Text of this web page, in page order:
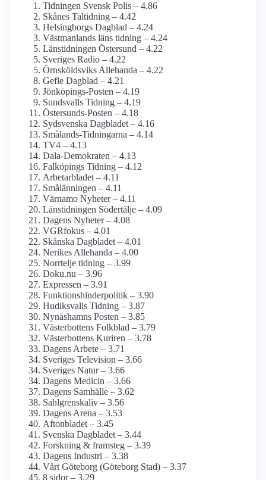
Tidningen Svensk Polis – 4.86
Skånes Taltidning – 4.42
Helsingborgs Dagblad – 4.24
Västmanlands läns tidning – 4.24
Länstidningen Östersund – 4.22
Sveriges Radio – 4.22
Örnsköldsviks Allehanda – 4.22
Gefle Dagblad – 4.21
Jönköpings-Posten – 4.19
Sundsvalls Tidning – 4.19
Östersunds-Posten – 4.18
Sydsvenska Dagbladet – 4.16
Smålands-Tidningarna – 4.14
TV4 – 4.13
Dala-Demokraten – 4.13
Falköpings Tidning – 4.12
Arbetarbladet – 4.11
Smålänningen – 4.11
Värnamo Nyheter – 4.11
Länstidningen Södertälje – 4.09
Dagens Nyheter – 4.08
VGRfokus – 4.01
Skånska Dagbladet – 4.01
Nerikes Allehanda – 4.00
Norrtelje tidning – 3.99
Doku.nu – 3.96
Expressen – 3.91
Funktionshinder­politik – 3.90
Hudiksvalls Tidning – 3.87
Nynäshamns Posten – 3.85
Västerbottens Folkblad – 3.79
Västerbottens Kuriren – 3.78
Dagens Arbete – 3.71
Sveriges Television – 3.66
Sveriges Natur – 3.66
Dagens Medicin – 3.66
Dagens Samhälle – 3.62
Sahlgrenskaliv – 3.56
Dagens Arena – 3.53
Aftonbladet – 3.45
Svenska Dagbladet – 3.44
Forskning & framsteg – 3.39
Dagens Industri – 3.38
Vårt Göteborg (Göteborg Stad) – 3.37
8 sidor – 3.29